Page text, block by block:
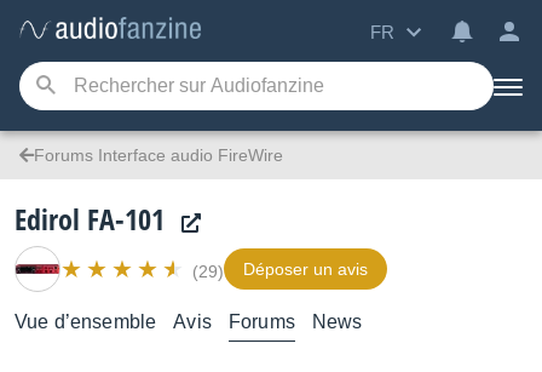
FR
Forums Interface audio FireWire
Edirol FA-101
(29) Déposer un avis
Vue d’ensemble Avis Forums News